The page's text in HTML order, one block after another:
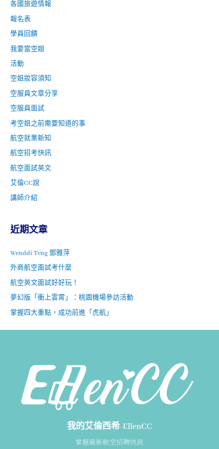
各國旅遊情報
報名表
學員回饋
我要當空姐
活動
空姐妝容須知
空服員文章分享
空服員面試
考空姐之前需要知道的事
航空就業新知
航空招考快訊
航空面試英文
艾倫CC說
講師介紹
近期文章
Wenddi Teng 鄧雅萍
外商航空面試考什麼
航空英文面試好好玩！
夢幻版「衝上雲霄」：桃園機場參訪活動
掌握四大重點，成功前進「虎航」
我的艾倫西希-EllenCC
掌握最新航空招聘快訊